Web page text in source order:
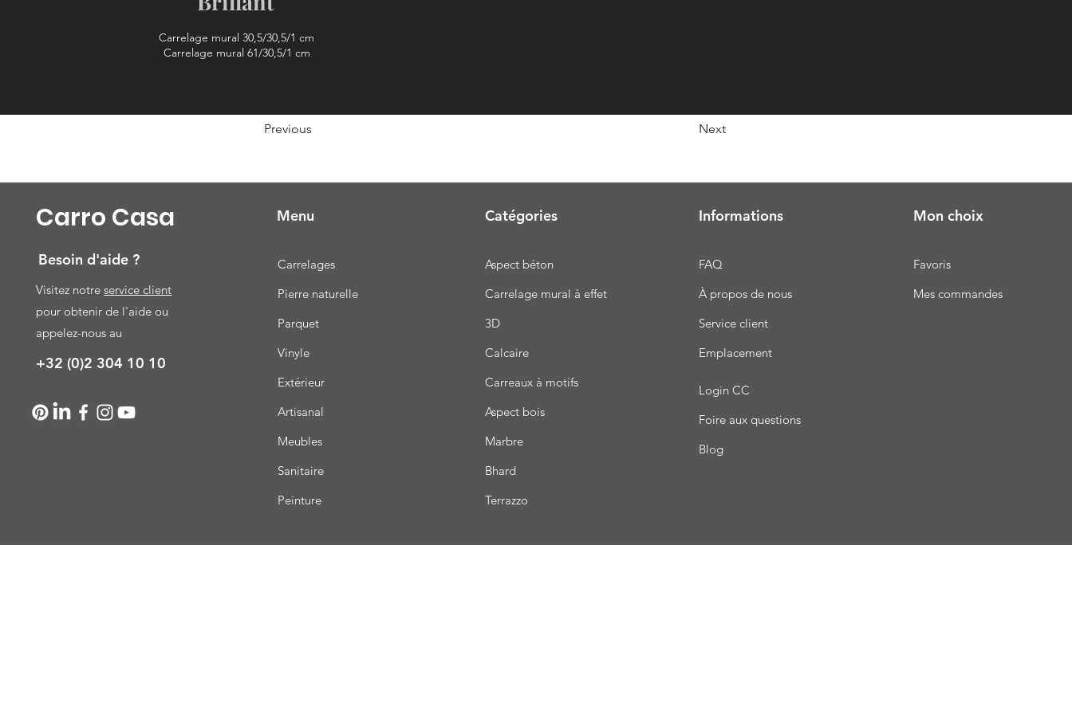
Carrelage mural 30,5/30,5/1 cm
Carrelage mural 61/30,5/1 cm
Previous Next
Carro Casa
Besoin d'aide ?
Visitez notreservice client
pour obtenir de l'aide ou
appelez-nous au
+32 (0)2 304 10 10
Menu
Carrelages
Pierre naturelle
Parquet
Vinyle
Extérieur
Artisanal
Meubles
Sanitaire
Peinture
Catégories
Aspect béton
Carrelage mural à effet
3D
Calcaire
Carreaux à motifs
Aspect bois
Marbre
Bhard
Terrazzo
Informations
FAQ
À propos de nous
Service client
Emplacement
Login CC
Foire aux questions
Blog
Mon choix
Favoris
Mes commandes